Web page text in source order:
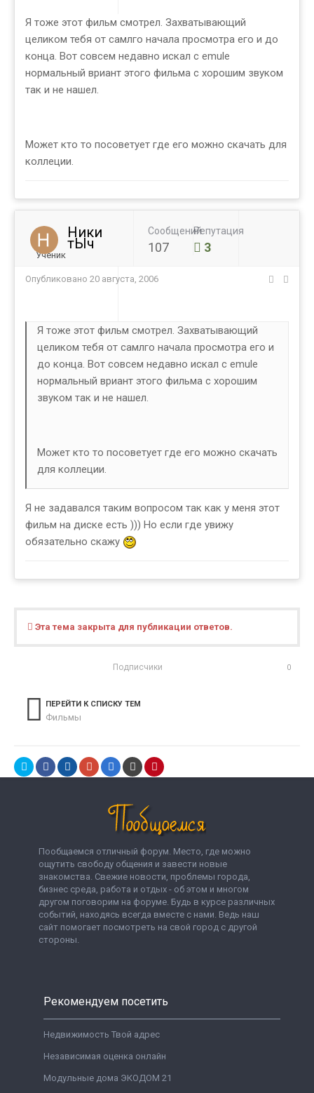
Я тоже этот фильм смотрел. Захватывающий
целиком тебя от самлго начала просмотра его и до
конца. Вот совсем недавно искал c emule
нормальный вриант этого фильма с хорошим звуком
так и не нашел.
Может кто то посоветует где его можно скачать для
коллеции.
Ники
тЫч
Ученик
Сообщений
107
Репутация
3
Опубликовано 20 августа, 2006
Я тоже этот фильм смотрел. Захватывающий
целиком тебя от самлго начала просмотра его и
до конца. Вот совсем недавно искал c emule
нормальный вриант этого фильма с хорошим
звуком так и не нашел.
Может кто то посоветует где его можно скачать
для коллеции.
Я не задавался таким вопросом так как у меня этот
фильм на диске есть ))) Но если где увижу
обязательно скажу
Эта тема закрыта для публикации ответов.
Подписчики 0
ПЕРЕЙТИ К СПИСКУ ТЕМ
Фильмы
Пообщаемся отличный форум. Место, где можно
ощутить свободу общения и завести новые
знакомства. Свежие новости, проблемы города,
бизнес среда, работа и отдых - об этом и многом
другом поговорим на форуме. Будь в курсе различных
событий, находясь всегда вместе с нами. Ведь наш
сайт помогает посмотреть на свой город с другой
стороны.
Рекомендуем посетить
Недвижимость Твой адрес
Независимая оценка онлайн
Модульные дома ЭКОДОМ 21